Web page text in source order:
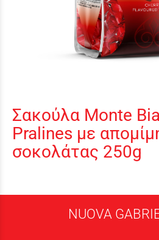
Σακούλα Monte
Pralines με
σοκολάτας 250g
NUOVA